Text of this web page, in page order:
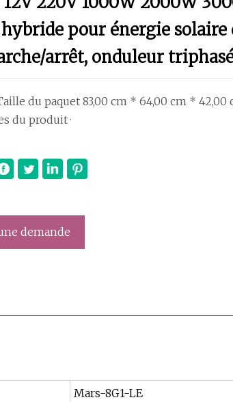
pour énergie solaire
arrêt, onduleur
du paquet 83,00 cm * 64,00 cm *
du produit ·
demande
Mars-8G1-LE